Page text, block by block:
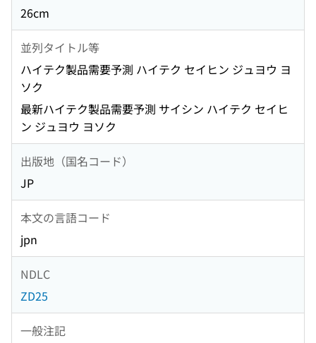
26cm
並列タイトル等
ハイテク製品需要予測 ハイテク セイヒン ジュヨウ ヨ
ソク
最新ハイテク製品需要予測 サイシン ハイテク セイヒ
ン ジュヨウ ヨソク
出版地（国名コード）
JP
本文の言語コード
jpn
NDLC
ZD25
一般注記